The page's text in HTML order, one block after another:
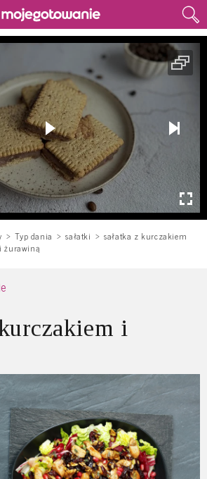
Typ dania sałatki
sałatka z kurczakiem
żurawiną
i